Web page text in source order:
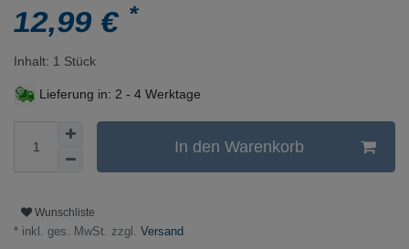
12,99 €*
Inhalt: 1 Stück
Lieferung in: 2 - 4 Werktage
In den Warenkorb
Wunschliste
* inkl. ges. MwSt. zzgl. Versand